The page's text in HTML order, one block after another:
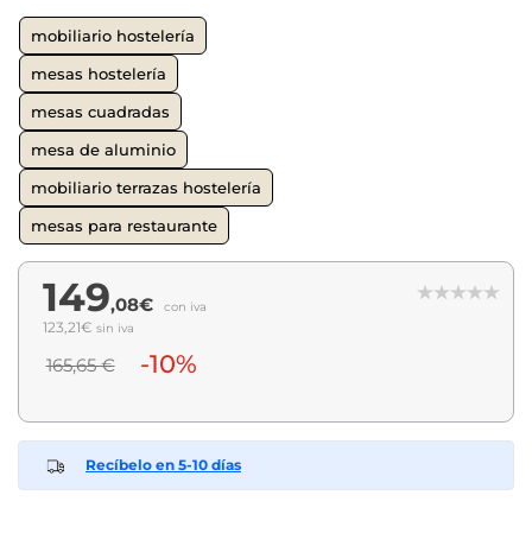
mobiliario hostelería
mesas hostelería
mesas cuadradas
mesa de aluminio
mobiliario terrazas hostelería
mesas para restaurante
149,08€ con iva
123,21€ sin iva
165,65 € -10%
Recíbelo en 5-10 días